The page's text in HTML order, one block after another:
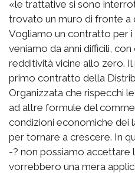
«le trattative si sono
trovato un muro di fronte a
Vogliamo un contratto per
veniamo da anni difficili,
redditività vicine allo zero.
primo contratto della
Organizzata che rispecchi
ad altre formule del
condizioni economiche dei
per tornare a crescere. In
-? non possiamo accettare
vorrebbero una mera